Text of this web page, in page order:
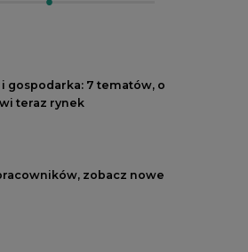
trzeba złożyć wniosek
rekrutacji na
w polskiej